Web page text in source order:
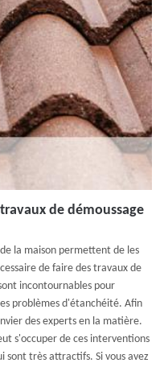
de démoussage
la maison permettent de les
de faire des travaux de
incontournables pour
problèmes d'étanchéité. Afin
des experts en la matière.
s'occuper de ces interventions
sont très attractifs. Si vous avez